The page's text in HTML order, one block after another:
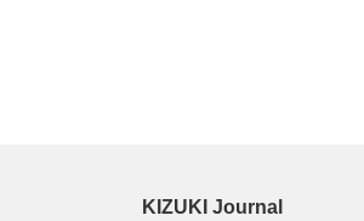
KIZUKI Journal